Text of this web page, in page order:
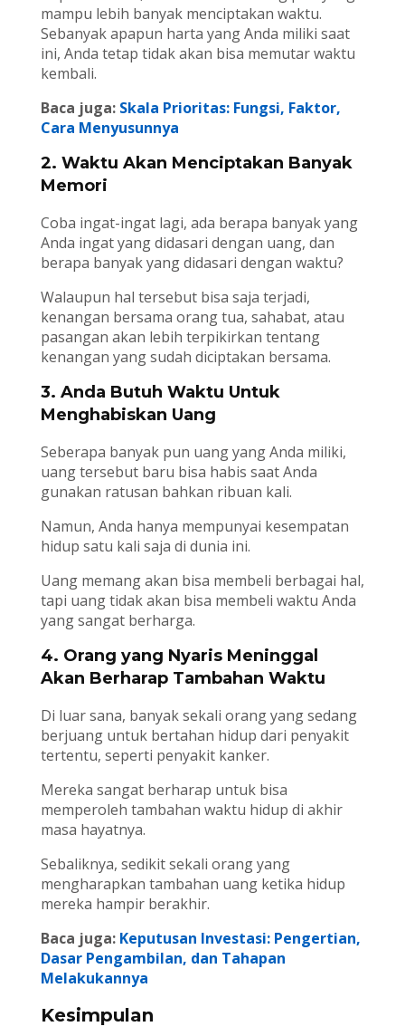
mampu lebih banyak menciptakan waktu.
Sebanyak apapun harta yang Anda miliki saat
ini, Anda tetap tidak akan bisa memutar waktu
kembali.
Baca juga: Skala Prioritas: Fungsi, Faktor,
Cara Menyusunnya
2. Waktu Akan Menciptakan Banyak
Memori
Coba ingat-ingat lagi, ada berapa banyak yang
Anda ingat yang didasari dengan uang, dan
berapa banyak yang didasari dengan waktu?
Walaupun hal tersebut bisa saja terjadi,
kenangan bersama orang tua, sahabat, atau
pasangan akan lebih terpikirkan tentang
kenangan yang sudah diciptakan bersama.
3. Anda Butuh Waktu Untuk
Menghabiskan Uang
Seberapa banyak pun uang yang Anda miliki,
uang tersebut baru bisa habis saat Anda
gunakan ratusan bahkan ribuan kali.
Namun, Anda hanya mempunyai kesempatan
hidup satu kali saja di dunia ini.
Uang memang akan bisa membeli berbagai hal,
tapi uang tidak akan bisa membeli waktu Anda
yang sangat berharga.
4. Orang yang Nyaris Meninggal
Akan Berharap Tambahan Waktu
Di luar sana, banyak sekali orang yang sedang
berjuang untuk bertahan hidup dari penyakit
tertentu, seperti penyakit kanker.
Mereka sangat berharap untuk bisa
memperoleh tambahan waktu hidup di akhir
masa hayatnya.
Sebaliknya, sedikit sekali orang yang
mengharapkan tambahan uang ketika hidup
mereka hampir berakhir.
Baca juga: Keputusan Investasi: Pengertian,
Dasar Pengambilan, dan Tahapan
Melakukannya
Kesimpulan